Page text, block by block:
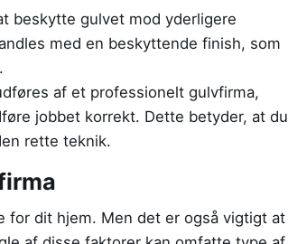
beskytte gulvet mod yderligere
med en beskyttende finish, som
af et professionelt gulvfirma,
jobbet korrekt. Dette betyder, at du
rette teknik.
for dit hjem. Men det er også vigtigt at